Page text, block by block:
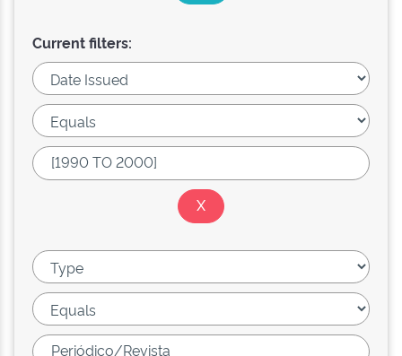
Current filters: